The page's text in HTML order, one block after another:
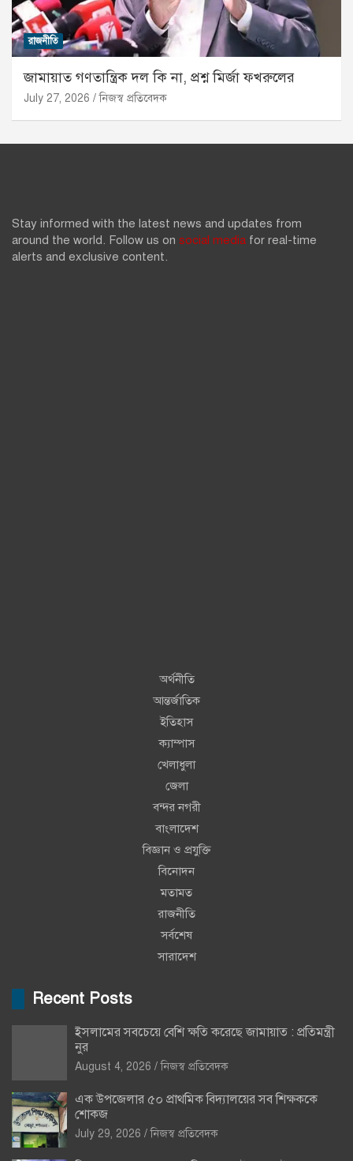
রাজনীতি
জামায়াত গণতান্ত্রিক দল কি না, প্রশ্ন মির্জা ফখরুলের
July 27, 2026 নিজস্ব প্রতিবেদক
Stay informed with the latest news and updates from
around the world. Follow us on social media for real-time
alerts and exclusive content.
অর্থনীতি
আন্তর্জাতিক
ইতিহাস
ক্যাম্পাস
খেলাধুলা
জেলা
বন্দর নগরী
বাংলাদেশ
বিজ্ঞান ও প্রযুক্তি
বিনোদন
মতামত
রাজনীতি
সর্বশেষ
সারাদেশ
Recent Posts
ইসলামের সবচেয়ে বেশি ক্ষতি করেছে জামায়াত : প্রতিমন্ত্রী
নুর
August 4, 2026 নিজস্ব প্রতিবেদক
এক উপজেলার ৫০ প্রাথমিক বিদ্যালয়ের সব শিক্ষককে
শোকজ
July 29, 2026 নিজস্ব প্রতিবেদক